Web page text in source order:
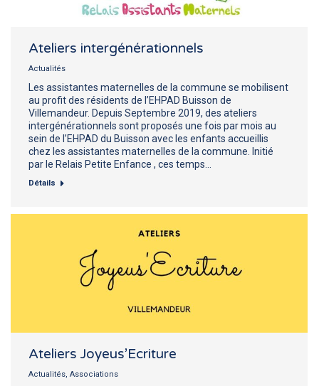
Ateliers intergénérationnels
Actualités
Les assistantes maternelles de la commune se mobilisent
au profit des résidents de l’EHPAD Buisson de
Villemandeur. Depuis Septembre 2019, des ateliers
intergénérationnels sont proposés une fois par mois au
sein de l’EHPAD du Buisson avec les enfants accueillis
chez les assistantes maternelles de la commune. Initié
par le Relais Petite Enfance , ces temps…
Détails
Ateliers Joyeus’Ecriture
Actualités, Associations